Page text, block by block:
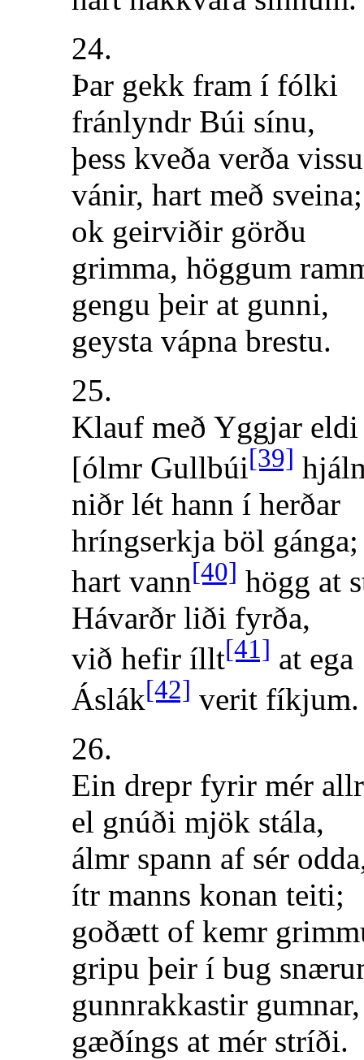
24.
Þar gekk fram í fólki
fránlyndr Búi sínu,
þess kveða verða vissu
vánir, hart með sveina;
ok geirviðir görðu
grimma, höggum
gengu þeir at gunni,
geysta vápna brestu.
25.
Klauf með Yggjar eldi
[ólmr Gullbúi[39]
niðr lét hann í herðar
hríngserkja böl gánga;
hart vann[40] högg at
Hávarðr liði fyrða,
við hefir íllt[41] at ega
Áslák[42] verit fíkjum.
26.
Ein drepr fyrir mér
el gnúði mjök stála,
álmr spann af sér
ítr manns konan teiti;
goðætt of kemr
gripu þeir í bug
gunnrakkastir gumnar,
gæðíngs at mér stríði.